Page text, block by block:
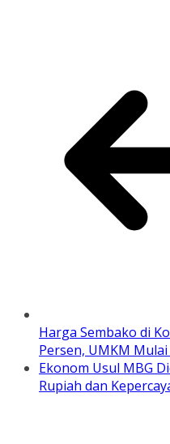
Harga Sembako di
Persen, UMKM
Ekonom Usul MBG
Rupiah dan